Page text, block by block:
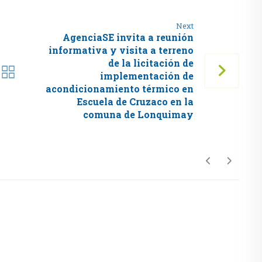
Next
AgenciaSE invita a reunión
informativa y visita a terreno
de la licitación de
implementación de
acondicionamiento térmico en
Escuela de Cruzaco en la
comuna de Lonquimay